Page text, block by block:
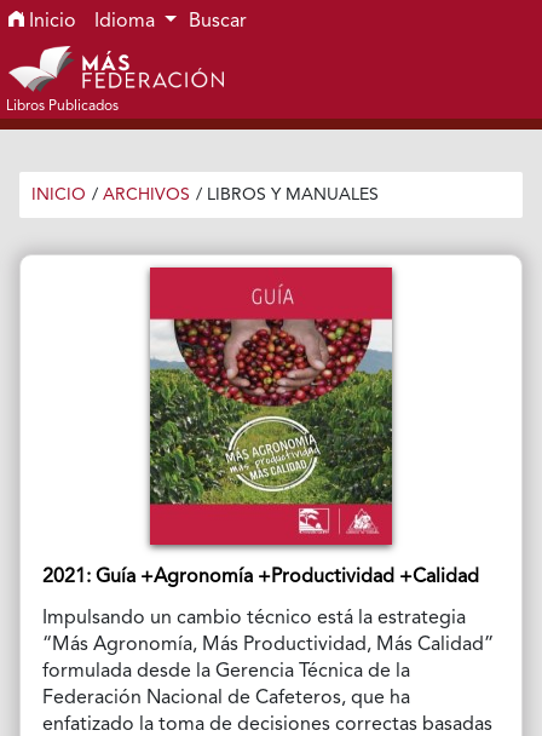
Ir al menú de navegación principal
Ir al contenido principal
Ir al pie de página del sitio
Inicio Idioma Buscar
Libros Publicados
INICIO / ARCHIVOS / LIBROS Y MANUALES
2021: Guía +Agronomía +Productividad +Calidad
Impulsando un cambio técnico está la estrategia
“Más Agronomía, Más Productividad, Más Calidad”
formulada desde la Gerencia Técnica de la
Federación Nacional de Cafeteros, que ha
enfatizado la toma de decisiones correctas basadas